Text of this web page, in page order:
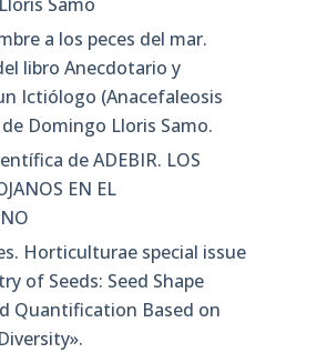
a los peces del mar.
libro Anecdotario y
Ictiólogo (Anacefaleosis
de Domingo Lloris Samo.
de ADEBIR. LOS
EN EL
Horticulturae special issue
of Seeds: Seed Shape
Quantification Based on